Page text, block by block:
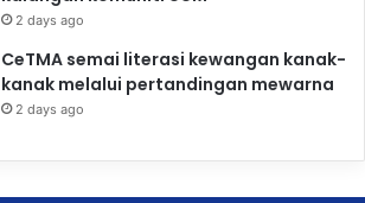
2 days ago
CeTMA semai literasi kewangan kanak-
kanak melalui pertandingan mewarna
2 days ago